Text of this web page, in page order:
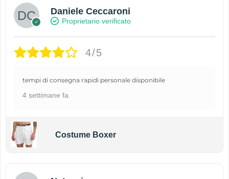
Daniele Ceccaroni
Proprietario verificato
4/5
tempi di consegna rapidi personale disponibile
4 settimane fa
Costume Boxer